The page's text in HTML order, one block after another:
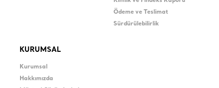
Ödeme ve Teslimat
Sürdürülebilirlik
KURUMSAL
Kurumsal
Hakkımızda